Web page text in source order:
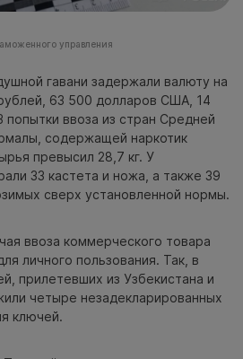
управления
гавани задержали валюту на
63 500 долларов США, 14
ввоза из стран Средней
содержащей наркотик
превысил 28,7 кг. У
33 кастета и ножа, а также 39
сверх установленной нормы.
ввоза коммерческого товара
личного пользования. Так, в
прилетевших из Узбекистана и
четыре незадекларированных
ключей.